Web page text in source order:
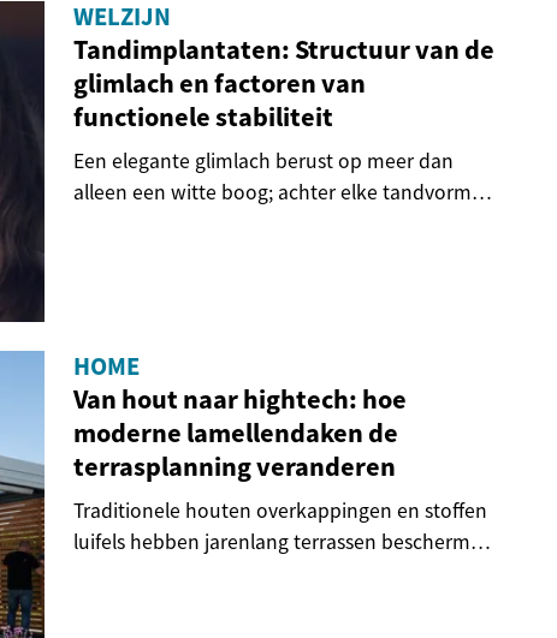
WELZIJN
Tandimplantaten: Structuur van de
glimlach en factoren van
functionele stabiliteit
Een elegante glimlach berust op meer dan
alleen een witte boog; achter elke tandvorm
HOME
Van hout naar hightech: hoe
moderne lamellendaken de
terrasplanning veranderen
Traditionele houten overkappingen en stoffen
luifels hebben jarenlang terrassen beschermd,